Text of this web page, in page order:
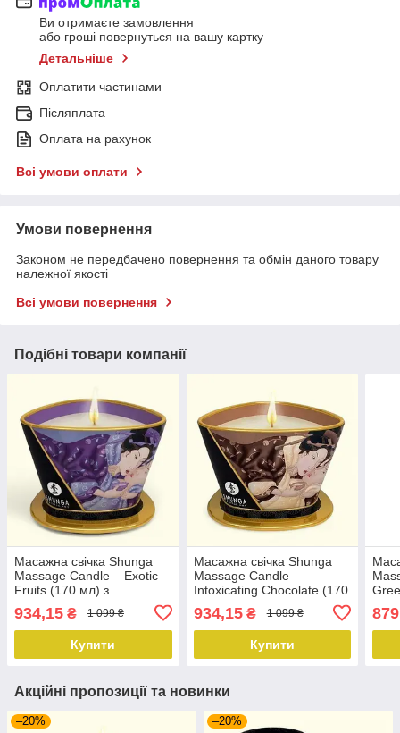
Ви отримаєте замовлення
або гроші повернуться на вашу картку
Детальніше
Оплатити частинами
Післяплата
Оплата на рахунок
Всі умови оплати
Умови повернення
Законом не передбачено повернення та обмін даного товару
належної якості
Всі умови повернення
Подібні товари компанії
Масажна свічка Shunga
Massage Candle – Exotic
Fruits (170 мл) з
934,15 ₴ 1 099 ₴
Купити
Масажна свічка Shunga
Massage Candle –
Intoxicating Chocolate (170
934,15₴ 1 099 ₴
Купити
Акційні пропозиції та новинки
–20% –20%